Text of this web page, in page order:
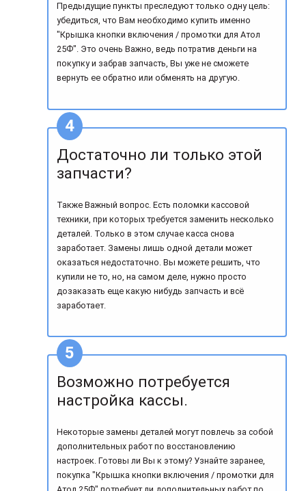
Предыдущие пункты преследуют только одну цель:
убедиться, что Вам необходимо купить именно
"Крышка кнопки включения / промотки для Атол
25Ф". Это очень Важно, ведь потратив деньги на
покупку и забрав запчасть, Вы уже не сможете
вернуть ее обратно или обменять на другую.
Достаточно ли только этой
запчасти?
Также Важный вопрос. Есть поломки кассовой
техники, при которых требуется заменить несколько
деталей. Только в этом случае касса снова
заработает. Замены лишь одной детали может
оказаться недостаточно. Вы можете решить, что
купили не то, но, на самом деле, нужно просто
дозаказать еще какую нибудь запчасть и всё
заработает.
Возможно потребуется
настройка кассы.
Некоторые замены деталей могут повлечь за собой
дополнительных работ по восстановлению
настроек. Готовы ли Вы к этому? Узнайте заранее,
покупка "Крышка кнопки включения / промотки для